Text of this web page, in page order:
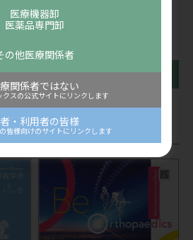
一覧に戻る 次の記事
関連記事
医療機器卸
医薬品専門卸
の他医療関係者
関係者ではない
クスの公式サイトにリンクします
・利用者の皆様
皆様向けのサイトにリンクします